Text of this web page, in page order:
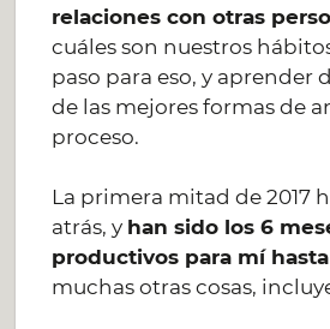
relaciones con otras
cuáles son nuestros
paso para eso, y aprender
de las mejores formas de
proceso.
La primera mitad de 2017
atrás, y han sido los 6
productivos para mí
muchas otras cosas,